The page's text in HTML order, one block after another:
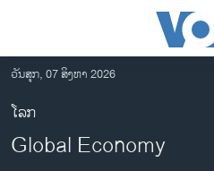
ເຂົ້າ
ຫາ
ຂ້າມ
ຂ້າມ
ອາເມຣິກາ
ວັນສຸກ, 07 ສິງຫາ 2026
ໂລກ
Global Economy